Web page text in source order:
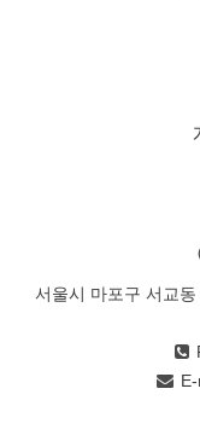
서울시 마포구 서교